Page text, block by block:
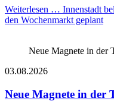
Weiterlesen … Innenstadt
den Wochenmarkt geplant
Neue Magnete in der
03.08.2026
Neue Magnete in der